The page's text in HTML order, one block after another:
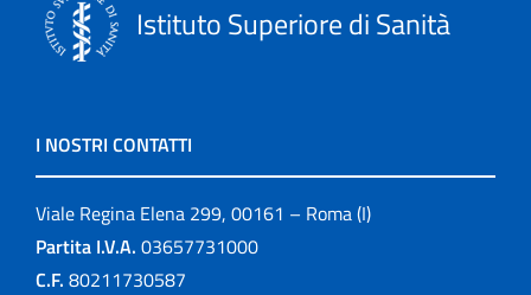
Istituto Superiore di Sanità
I NOSTRI CONTATTI
Viale Regina Elena 299, 00161 – Roma (I)
Partita I.V.A. 03657731000
C.F. 80211730587